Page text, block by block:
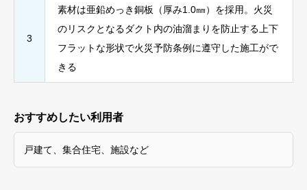
3
素材は亜鉛めっき銅板（厚み1.0㎜）を採用。火災
のリスクとなるダクト内の油溜まりを防止する上下
フラットな形状で火災予防条例に遵守した施工がで
きる
おすすめしたい利用者
戸建て、集合住宅、施設など